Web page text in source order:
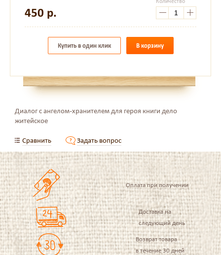
450 р.
Купить в один клик В корзину
Диалог с ангелом-хранителем для героя книги дело
житейское
Сравнить Задать вопрос
Оплата при получении
Доставка на
следующий день
Возврат товара
в течение 30 дней